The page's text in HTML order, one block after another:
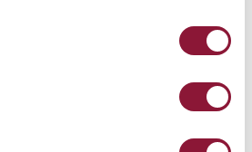
SUN-FLEX® Relax Comfort